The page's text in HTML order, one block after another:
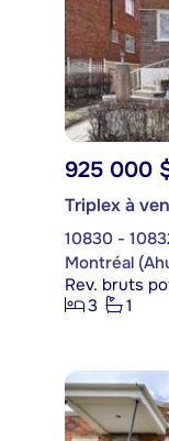
925 000
Triplex à
10830 -
Montréal
Rev. bruts
3
1